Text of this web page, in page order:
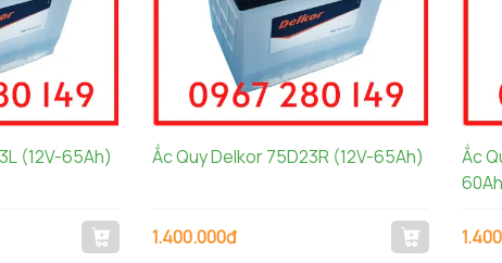
(12V-65Ah) Ắc Quy Delkor 75D23R (12V-65Ah)
1.400.000đ
Ắc